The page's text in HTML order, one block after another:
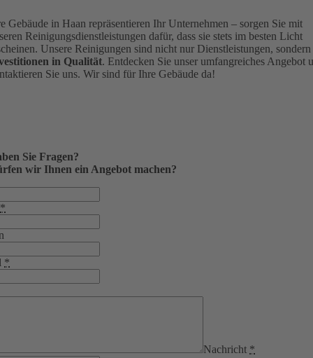
Gebäude in Haan repräsentieren Ihr Unternehmen – sorgen Sie mit
Reinigungsdienstleistungen dafür, dass sie stets im besten Licht
Unsere Reinigungen sind nicht nur Dienstleistungen, sondern
in Qualität. Entdecken Sie unser umfangreiches Angebot
Sie uns. Wir sind für Ihre Gebäude da!
Sie Fragen?
wir Ihnen ein Angebot machen?
*
*
Nachricht *